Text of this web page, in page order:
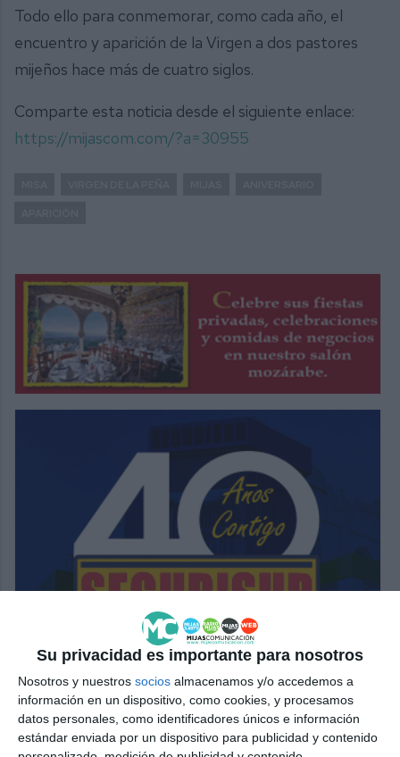
Su privacidad es importante para nosotros
Nosotros y nuestros socios almacenamos y/o accedemos a
información en un dispositivo, como cookies, y procesamos
datos personales, como identificadores únicos e información
estándar enviada por un dispositivo para publicidad y contenido
Todo ello para conmemorar, como cada año, el
encuentro y aparición de la Virgen a dos pastores
mijeños hace más de cuatro siglos.
Comparte esta noticia desde el siguiente enlace:
https://mijascom.com/?a=30955